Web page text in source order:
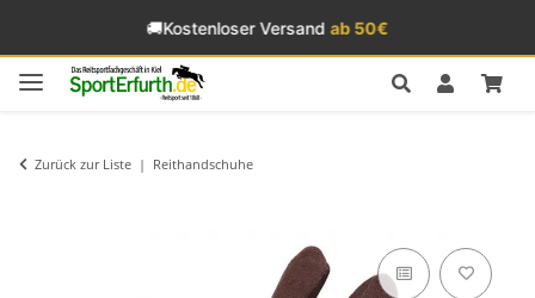
🚚Kostenloser Versandab 50€
Zurück zur Liste Reithandschuhe